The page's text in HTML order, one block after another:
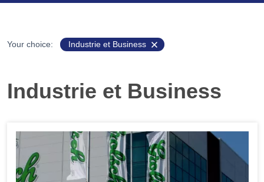
Your choice: Industrie et Business
Industrie et Business